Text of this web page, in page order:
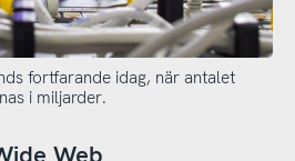
fortfarande idag, när antalet
i miljarder.